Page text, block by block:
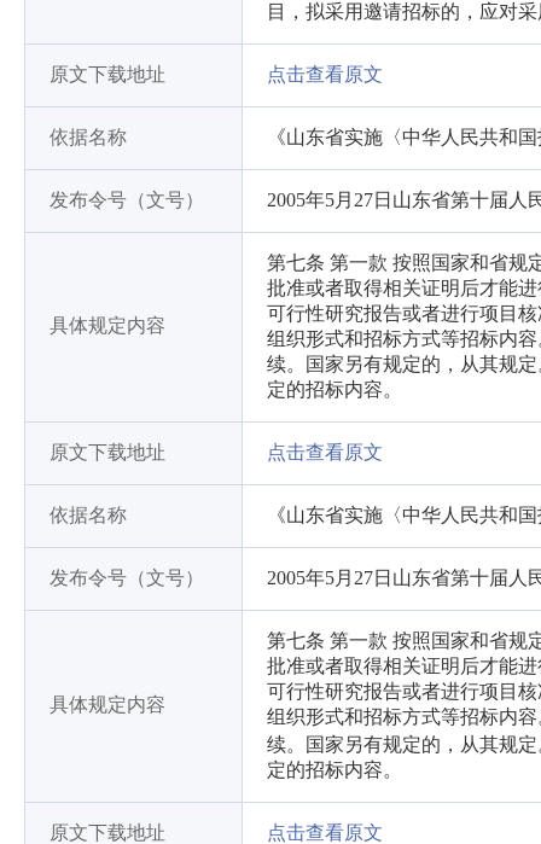
目，拟采用邀请招标的，应对
原文下载地址 点击查看原文
依据名称 《山东省实施〈中华人民共和
发布令号（文号） 2005年5月27日山东省第十届
具体规定内容
第七条 第一款 按照国家和省规
批准或者取得相关证明后才能
可行性研究报告或者进行项目
组织形式和招标方式等招标内
续。国家另有规定的，从其规
定的招标内容。
原文下载地址 点击查看原文
依据名称 《山东省实施〈中华人民共和
发布令号（文号） 2005年5月27日山东省第十届
具体规定内容
第七条 第一款 按照国家和省规
批准或者取得相关证明后才能
可行性研究报告或者进行项目
组织形式和招标方式等招标内
续。国家另有规定的，从其规
定的招标内容。
原文下载地址 点击查看原文